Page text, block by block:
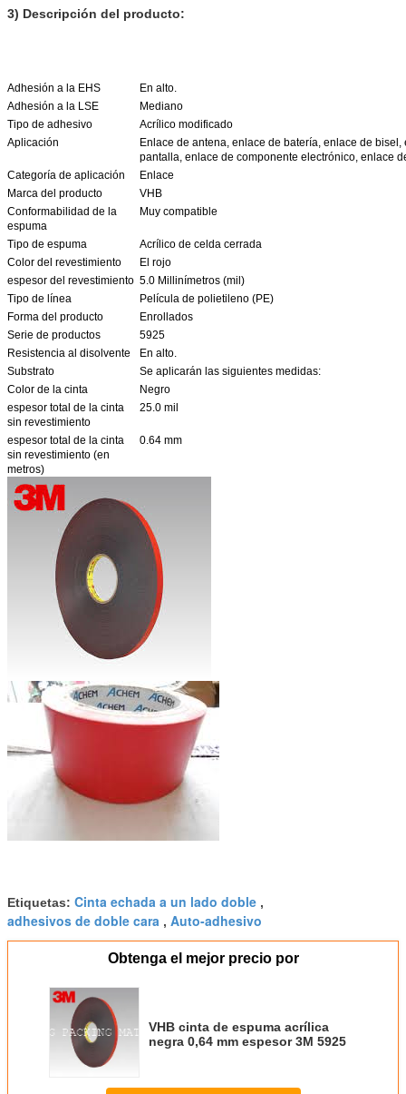
3) Descripción del producto:
Adhesión a la EHS
En alto.
Adhesión a la LSE
Mediano
Tipo de adhesivo
Acrílico modificado
Aplicación
Enlace de antena, enlace de batería, enlace de
pantalla, enlace de componente electrónico, enlace
Categoría de aplicación
Enlace
Marca del producto
VHB
Conformabilidad de la
espuma
Muy compatible
Tipo de espuma
Acrílico de celda cerrada
Color del revestimiento
El rojo
espesor del revestimiento 5.0 Millinímetros (mil)
Tipo de línea
Película de polietileno (PE)
Forma del producto
Enrollados
Serie de productos
5925
Resistencia al disolvente
En alto.
Substrato
Se aplicarán las siguientes medidas:
Color de la cinta
Negro
espesor total de la cinta
sin revestimiento
25.0 mil
espesor total de la cinta
sin revestimiento (en
metros)
0.64 mm
Etiquetas: Cinta echada a un lado doble ,
adhesivos de doble cara , Auto-adhesivo
Obtenga el mejor precio por
VHB cinta de espuma acrílica
negra 0,64 mm espesor 3M 5925